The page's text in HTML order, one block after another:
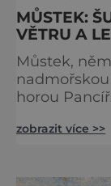
MŮSTEK:
VĚTRU A
Můstek,
horou
Šumavy.
zobrazit více >>